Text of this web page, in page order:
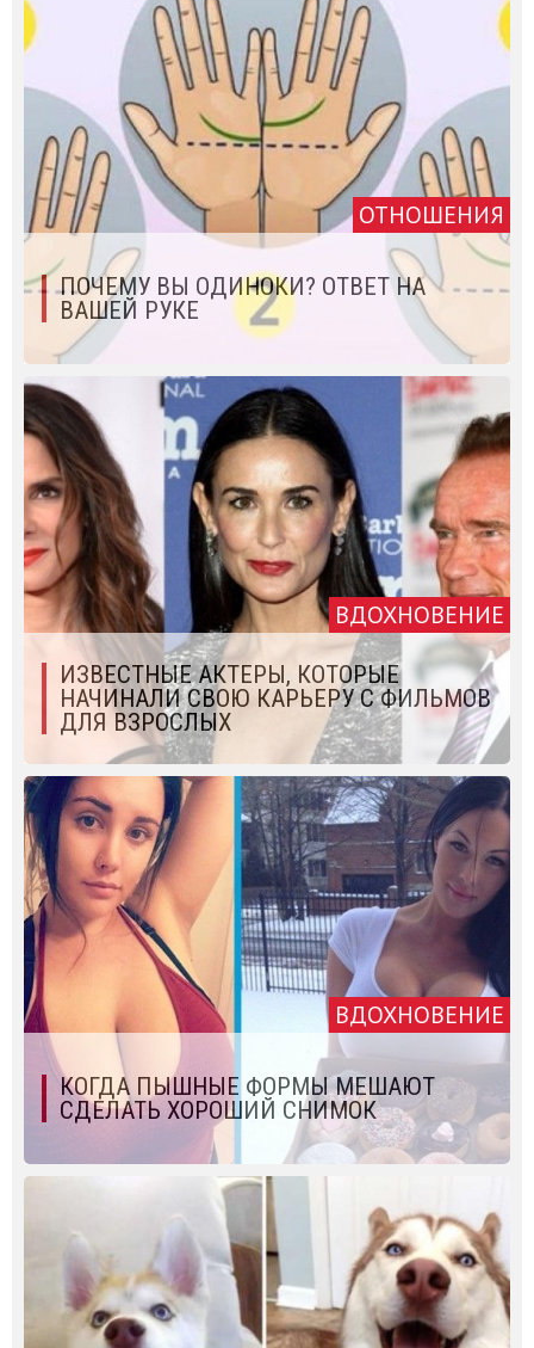
ОТНОШЕНИЯ
ПОЧЕМУ ВЫ ОДИНОКИ? ОТВЕТ НА
ВАШЕЙ РУКЕ
ВДОХНОВЕНИЕ
ИЗВЕСТНЫЕ АКТЕРЫ, КОТОРЫЕ
НАЧИНАЛИ СВОЮ КАРЬЕРУ С ФИЛЬМОВ
ДЛЯ ВЗРОСЛЫХ
ВДОХНОВЕНИЕ
КОГДА ПЫШНЫЕ ФОРМЫ МЕШАЮТ
СДЕЛАТЬ ХОРОШИЙ СНИМОК